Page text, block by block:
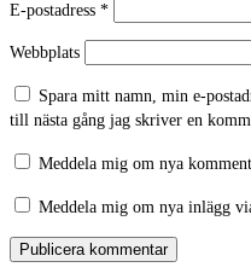
E-postadress *
Webbplats
Spara mitt namn, min e-
till nästa gång jag skriver en
Meddela mig om nya
Meddela mig om nya inlägg